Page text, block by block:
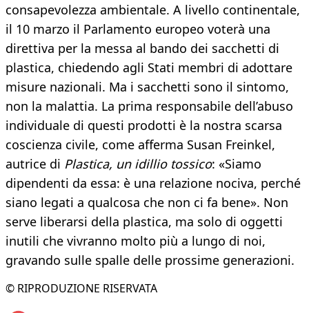
consapevolezza ambientale. A livello continentale,
il 10 marzo il Parlamento europeo voterà una
direttiva per la messa al bando dei sacchetti di
plastica, chiedendo agli Stati membri di adottare
misure nazionali. Ma i sacchetti sono il sintomo,
non la malattia. La prima responsabile dell’abuso
individuale di questi prodotti è la nostra scarsa
coscienza civile, come afferma Susan Freinkel,
autrice di Plastica, un idillio tossico: «Siamo
dipendenti da essa: è una relazione nociva, perché
siano legati a qualcosa che non ci fa bene». Non
serve liberarsi della plastica, ma solo di oggetti
inutili che vivranno molto più a lungo di noi,
gravando sulle spalle delle prossime generazioni.
© RIPRODUZIONE RISERVATA